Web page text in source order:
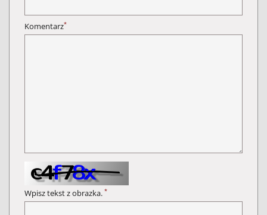
Komentarz*
Wpisz tekst z obrazka. *